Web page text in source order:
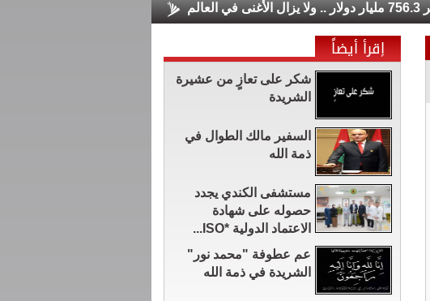
الأسواق الأوروبية تغلق على مكاسب
إقرأ أيضاً
شكر على تعازٍ من عشيرة
الشريدة
السفير مالك الطوال في
ذمة الله
مستشفى الكندي يجدد
حصوله على شهادة
الاعتماد الدولية *ISO...
عم عطوفة "محمد نور"
الشريدة في ذمة الله